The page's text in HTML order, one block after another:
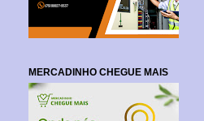
MERCADINHO CHEGUE MAIS